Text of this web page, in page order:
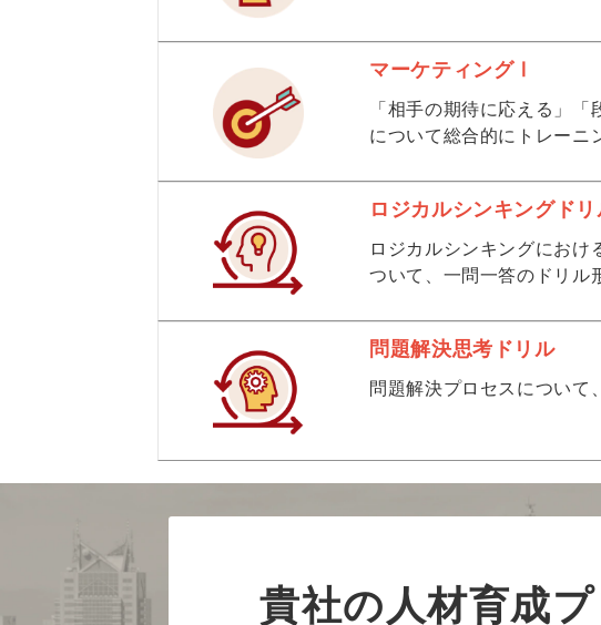
マーケティングⅠ
「相手の期待に応える」
について総合的にトレーニ
ロジカルシンキングド
ロジカルシンキングにお
ついて、一問一答のドリル
問題解決思考ドリル
問題解決プロセスについて
貴社の人材育成